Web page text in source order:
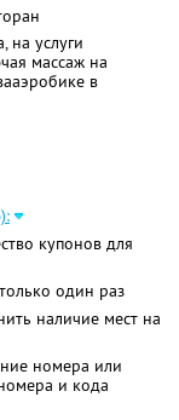
на услуги
массаж на
в
купонов для
один раз
наличие мест на
номера или
и кода